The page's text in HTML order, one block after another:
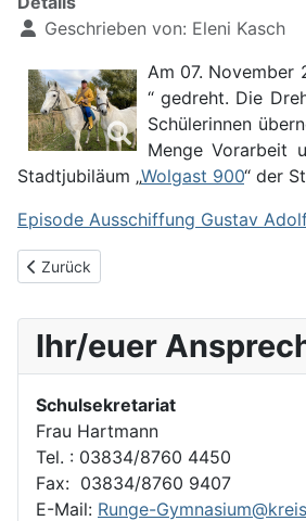
Geschrieben von: Eleni Kasch
Am 07. November
“ gedreht. Die
Schülerinnen
Menge Vorarbeit
Stadtjubiläum „Wolgast 900“ der
Episode Ausschiffung Gustav
Vorheriger Beitrag: Wolgast um 1800 -
Zurück
Ihr/euer
Schulsekretariat
Frau Hartmann
Tel. : 03834/8760 4450
Fax: 03834/8760 9407
E-Mail: Runge-